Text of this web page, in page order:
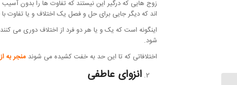
زوج هایی که درگیر این نیستند که تفاوت ها را بدون آسیب
اند که دیگر جایی برای حل و فصل یک اختلاف و یا تفاوت با
اینگونه است که یک و یا هر دو فرد از اختلاف دوری می
شود.
اختلافاتی که تا این حد به خفت کشیده می شوند منجر به
انزوای عاطفی